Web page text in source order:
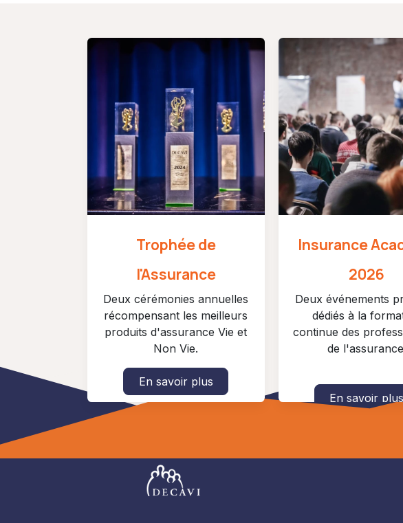
Trophée de
l'Assurance
Deux cérémonies annuelles
récompensant les meilleurs
produits d'assurance Vie et
Non Vie.
En savoir plus
Insurance
2026
Deux événements
dédiés à la
continue des
de
En savoir plus